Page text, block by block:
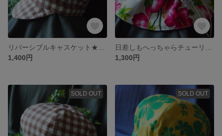
1,400円
1,300円
SOLD OUT SOLD OUT